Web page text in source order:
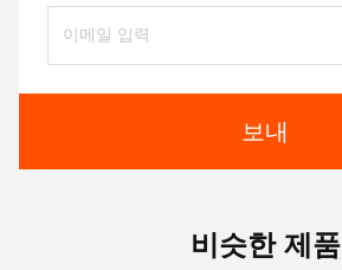
보내
비슷한 제품